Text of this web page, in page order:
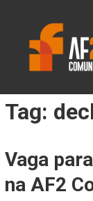
content
Tag:
Vaga
na AF2